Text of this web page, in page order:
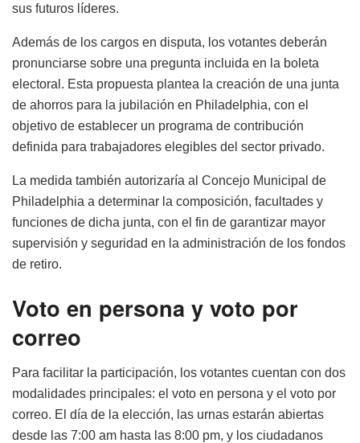
sus futuros líderes.
Además de los cargos en disputa, los votantes deberán
pronunciarse sobre una pregunta incluida en la boleta
electoral. Esta propuesta plantea la creación de una junta
de ahorros para la jubilación en Philadelphia, con el
objetivo de establecer un programa de contribución
definida para trabajadores elegibles del sector privado.
La medida también autorizaría al Concejo Municipal de
Philadelphia a determinar la composición, facultades y
funciones de dicha junta, con el fin de garantizar mayor
supervisión y seguridad en la administración de los fondos
de retiro.
Voto en persona y voto por
correo
Para facilitar la participación, los votantes cuentan con dos
modalidades principales: el voto en persona y el voto por
correo. El día de la elección, las urnas estarán abiertas
desde las 7:00 am hasta las 8:00 pm, y los ciudadanos